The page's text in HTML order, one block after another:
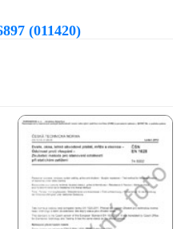
(011420)